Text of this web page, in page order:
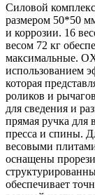
Силовой
размером 50*50
и коррозии. 16
весом 72 кг
максимальные.
использованием
которая
роликов и
для сведения и
прямая ручка для
пресса и спины.
весовыми
оснащены
обеспечивает